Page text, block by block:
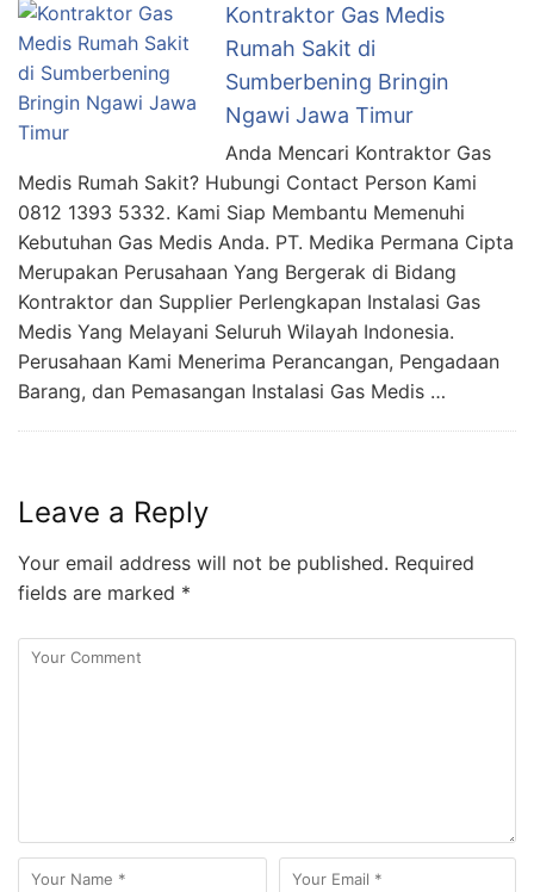
Kontraktor Gas Medis
Rumah Sakit di
Sumberbening Bringin
Ngawi Jawa Timur
Anda Mencari Kontraktor Gas
Medis Rumah Sakit? Hubungi Contact Person Kami
0812 1393 5332. Kami Siap Membantu Memenuhi
Kebutuhan Gas Medis Anda. PT. Medika Permana Cipta
Merupakan Perusahaan Yang Bergerak di Bidang
Kontraktor dan Supplier Perlengkapan Instalasi Gas
Medis Yang Melayani Seluruh Wilayah Indonesia.
Perusahaan Kami Menerima Perancangan, Pengadaan
Barang, dan Pemasangan Instalasi Gas Medis …
Leave a Reply
Your email address will not be published. Required
fields are marked *